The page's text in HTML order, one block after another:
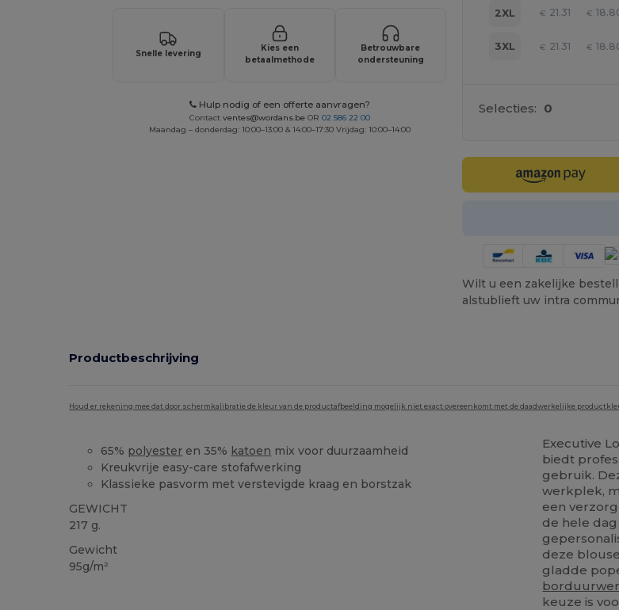
Snelle levering
Kies een
betaalmethode
Betrouwbare
ondersteuning
Hulp nodig of een offerte aanvragen?
Contact ventes@wordans.be OR 02 586 22 00
Maandag – donderdag: 10:00–13:00 & 14:00–17:30 Vrijdag: 10:00–14:00
2XL € 21.31 €
3XL € 21.31 €
Selecties: 0
Wilt u een zakelijke
alstublieft uw intra
Productbeschrijving
Houd er rekening mee dat door schermkalibratie de kleur van de productafbeelding mogelijk niet exact overeenkomt met de daadwerkelijke
65% polyester en 35% katoen mix voor duurzaamheid
Kreukvrije easy-care stofafwerking
Klassieke pasvorm met verstevigde kraag en borstzak
GEWICHT
217 g.
Gewicht
95g/m²
Executive
biedt
gebruik.
werkplek,
een
de hele
deze
gladde
keuze is